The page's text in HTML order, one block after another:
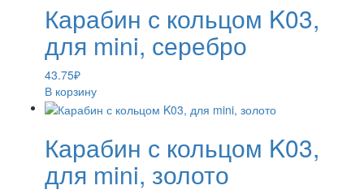
Карабин с кольцом K03,
для mini, серебро
43.75₽
В корзину
Карабин с кольцом K03,
для mini, золото